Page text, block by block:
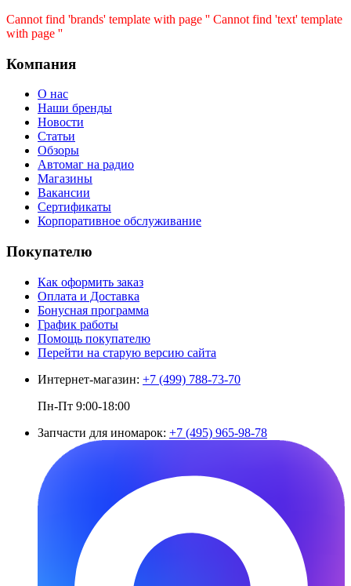
Cannot find 'brands' template with page '' Cannot find 'text' template
with page ''
Компания
О нас
Наши бренды
Новости
Статьи
Обзоры
Автомаг на радио
Магазины
Вакансии
Сертификаты
Корпоративное обслуживание
Покупателю
Как оформить заказ
Оплата и Доставка
Бонусная программа
График работы
Помощь покупателю
Перейти на старую версию сайта
Интернет-магазин: +7 (499) 788-73-70
Пн-Пт 9:00-18:00
Запчасти для иномарок: +7 (495) 965-98-78